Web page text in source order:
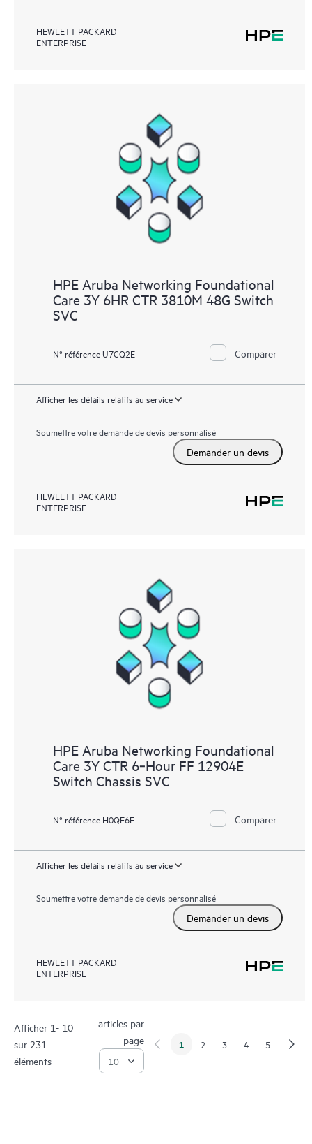
HEWLETT PACKARD
ENTERPRISE
HPE Aruba Networking Foundational
Care 3Y 6HR CTR 3810M 48G Switch
SVC
N° référence U7CQ2E Comparer
Afficher les détails relatifs au service
Soumettre votre demande de devis personnalisé
Demander un devis
HEWLETT PACKARD
ENTERPRISE
HPE Aruba Networking Foundational
Care 3Y CTR 6‑Hour FF 12904E
Switch Chassis SVC
N° référence H0QE6E Comparer
Afficher les détails relatifs au service
Soumettre votre demande de devis personnalisé
Demander un devis
HEWLETT PACKARD
ENTERPRISE
Afficher 1- 10
sur 231
éléments
articles par
page
1 2 3 4 5